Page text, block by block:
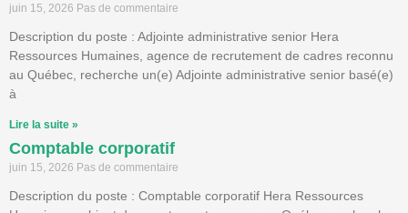
juin 15, 2026 Pas de commentaire
Description du poste : Adjointe administrative senior Hera
Ressources Humaines, agence de recrutement de cadres reconnu
au Québec, recherche un(e) Adjointe administrative senior basé(e)
à
Lire la suite »
Comptable corporatif
juin 15, 2026 Pas de commentaire
Description du poste : Comptable corporatif Hera Ressources